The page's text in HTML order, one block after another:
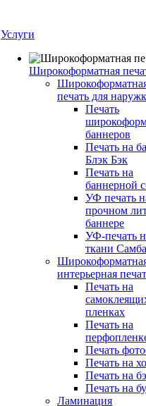
Услуги
Широкоформатная
печать для
Печать
баннеров
Печать на
Блэк Бэк
Печать на
баннерной
УФ печать
прочном
баннере
УФ-печать
ткани Самба
интерьерная
Печать на
пленках
Печать на
Печать
Печать на
Печать на
Печать на
Ламинация